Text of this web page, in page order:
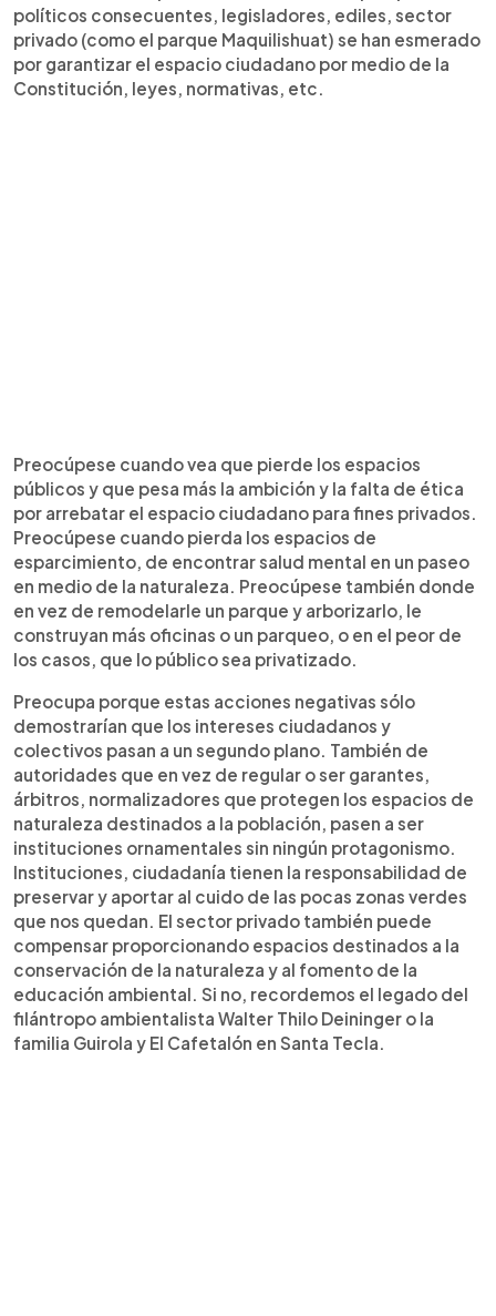
políticos consecuentes, legisladores, ediles, sector
privado (como el parque Maquilishuat) se han esmerado
por garantizar el espacio ciudadano por medio de la
Constitución, leyes, normativas, etc.
Preocúpese cuando vea que pierde los espacios
públicos y que pesa más la ambición y la falta de ética
por arrebatar el espacio ciudadano para fines privados.
Preocúpese cuando pierda los espacios de
esparcimiento, de encontrar salud mental en un paseo
en medio de la naturaleza. Preocúpese también donde
en vez de remodelarle un parque y arborizarlo, le
construyan más oficinas o un parqueo, o en el peor de
los casos, que lo público sea privatizado.
Preocupa porque estas acciones negativas sólo
demostrarían que los intereses ciudadanos y
colectivos pasan a un segundo plano. También de
autoridades que en vez de regular o ser garantes,
árbitros, normalizadores que protegen los espacios de
naturaleza destinados a la población, pasen a ser
instituciones ornamentales sin ningún protagonismo.
Instituciones, ciudadanía tienen la responsabilidad de
preservar y aportar al cuido de las pocas zonas verdes
que nos quedan. El sector privado también puede
compensar proporcionando espacios destinados a la
conservación de la naturaleza y al fomento de la
educación ambiental. Si no, recordemos el legado del
filántropo ambientalista Walter Thilo Deininger o la
familia Guirola y El Cafetalón en Santa Tecla.